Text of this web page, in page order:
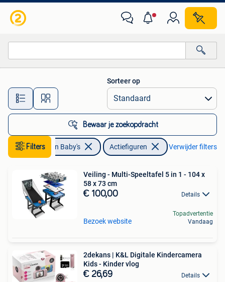
Alle afstanden…
Sorteer op
Bewaar je zoekopdracht
Filters
Kinderen en Baby's Actiefiguren Verwijder filters
Veiling - Multi-Speeltafel 5 in 1 - 104 x
58 x 73 cm
€ 100,00 Details
Bezoek website
Topadvertentie
Vandaag
2dekans | K&L Digitale Kindercamera
Kids - Kinder vlog
€ 26,69 Details